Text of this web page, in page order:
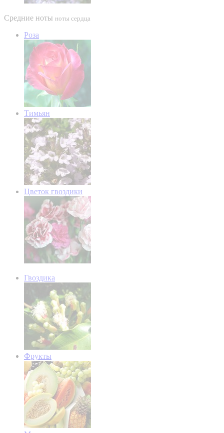
Средние ноты ноты сердца
Роза
Тимьян
Цветок гвоздики
Гвоздика
Фрукты